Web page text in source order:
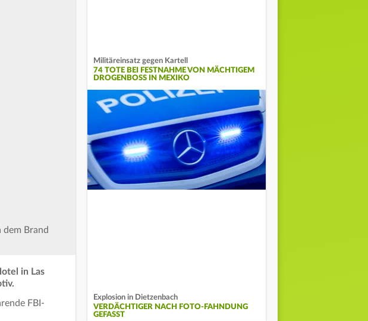
dem Brand
in Las
FBI-
Militäreinsatz gegen Kartell
74 TOTE BEI FESTNAHME VON MÄCHTIGEM
DROGENBOSS IN MEXIKO
Explosion in Dietzenbach
VERDÄCHTIGER NACH FOTO-FAHNDUNG
GEFASST